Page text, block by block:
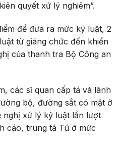
quyết xử lý nghiêm”.
để đưa ra mức kỷ luật, 2
từ giáng chức đến khiển
của thanh tra Bộ Công an
các sĩ quan cấp tá và lãnh
bộ, đường sắt có mặt ở
xử lý kỷ luật lần lượt
cáo, trung tá Tú ở mức